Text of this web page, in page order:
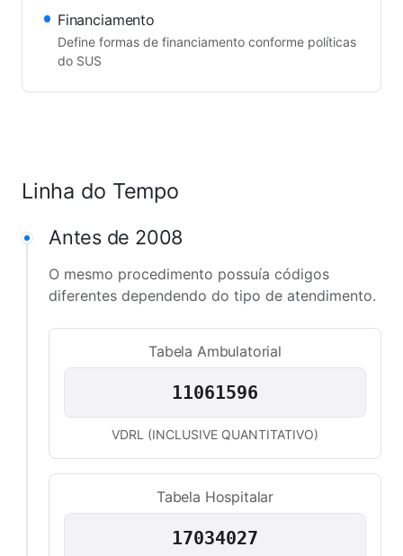
Financiamento
Define formas de financiamento conforme políticas
do SUS
Linha do Tempo
Antes de 2008
O mesmo procedimento possuía códigos
diferentes dependendo do tipo de atendimento.
Tabela Ambulatorial
11061596
VDRL (INCLUSIVE QUANTITATIVO)
Tabela Hospitalar
17034027